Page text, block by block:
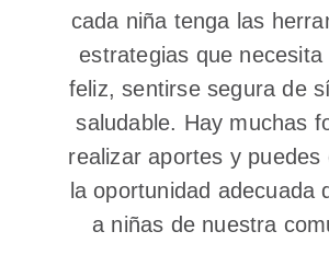
cada niña tenga las
estrategias que
feliz, sentirse segura de
saludable. Hay muchas
realizar aportes y puedes
la oportunidad adecuada
a niñas de nuestra